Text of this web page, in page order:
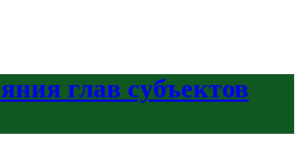
глав субъектов